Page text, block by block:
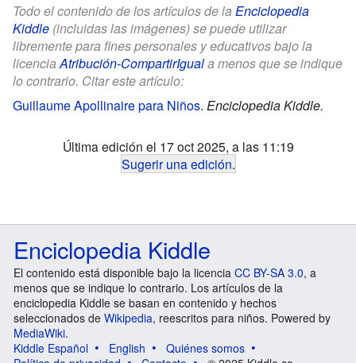
Todo el contenido de los artículos de la Enciclopedia
Kiddle (incluidas las imágenes) se puede utilizar
libremente para fines personales y educativos bajo la
licencia Atribución-CompartirIguala menos que se indique
lo contrario. Citar este artículo:
Guillaume Apollinaire para Niños. Enciclopedia Kiddle.
Última edición el 17 oct 2025, a las 11:19
Sugerir una edición.
Enciclopedia Kiddle
El contenido está disponible bajo la licencia CC BY-SA 3.0, a
menos que se indique lo contrario. Los artículos de la
enciclopedia Kiddle se basan en contenido y hechos
seleccionados de Wikipedia, reescritos para niños. Powered by
MediaWiki.
Kiddle Español
English
Quiénes somos